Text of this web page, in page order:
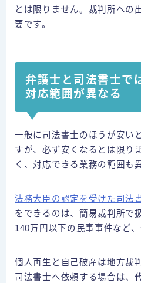
とは限りません。裁判所への
要です。
弁護士と司法書士で
対応範囲が異なる
一般に司法書士のほうが安い
すが、必ず安くなるとは限り
く、対応できる業務の範囲も
法務大臣の認定を受けた司法
をできるのは、簡易裁判所で
140万円以下の民事事件など、
個人再生と自己破産は地方裁
司法書士へ依頼する場合は、